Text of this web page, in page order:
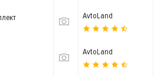
AvtoLand
AvtoLand